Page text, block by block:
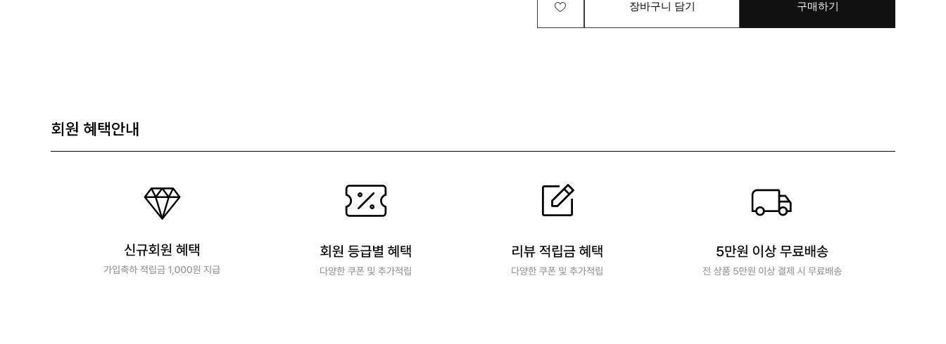
장바구니 담기 구매하기
회원 혜택안내